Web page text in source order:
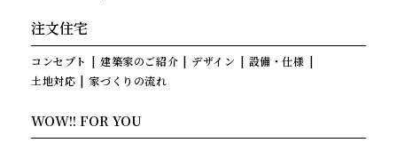
注文住宅
コンセプト 建築家のご紹介 デザイン
設備・仕様
土地対応
家づくりの流れ
WOW!! FOR YOU